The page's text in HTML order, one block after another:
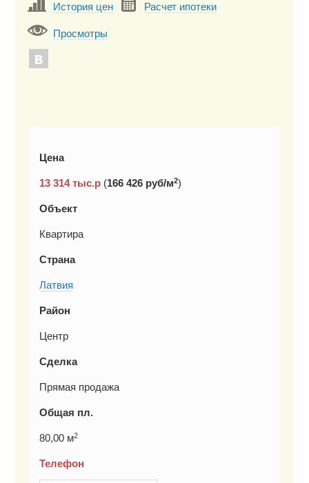
История цен Расчет ипотеки
Просмотры
Цена
13 314тыс.р (166 426 руб/м2)
Объект
Квартира
Страна
Латвия
Район
Центр
Сделка
Прямая продажа
Общая пл.
80,00 м2
Телефон